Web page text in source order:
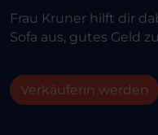
Frau Kruner hilft dir
Sofa aus, gutes Geld
Verkäuferin werden